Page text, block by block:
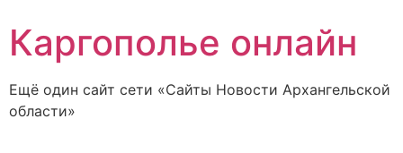
Каргополье онлайн
Ещё один сайт сети «Сайты Новости Архангельской
области»